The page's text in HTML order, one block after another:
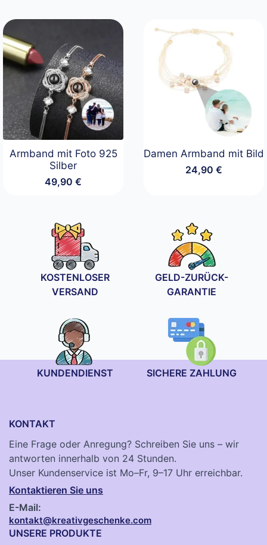
Armband mit Foto 925
Silber
49,90€
Damen Armband mit Bild
24,90 €
KOSTENLOSER
VERSAND
GELD-ZURÜCK-
GARANTIE
KUNDENDIENST SICHERE ZAHLUNG
KONTAKT
Eine Frage oder Anregung? Schreiben Sie uns – wir
antworten innerhalb von 24 Stunden.
Unser Kundenservice ist Mo–Fr, 9–17 Uhr erreichbar.
Kontaktieren Sie uns
E-Mail:
kontakt@kreativgeschenke.com
UNSERE PRODUKTE